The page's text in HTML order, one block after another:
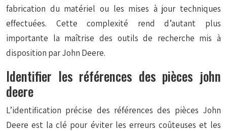
fabrication du matériel ou les mises à jour techniques
effectuées. Cette complexité rend d’autant plus
importante la maîtrise des outils de recherche mis à
disposition par John Deere.
Identifier les références des pièces john
deere
L’identification précise des références des pièces John
Deere est la clé pour éviter les erreurs coûteuses et les